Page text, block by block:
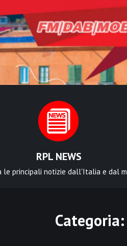
RPL NEWS
le principali notizie dall'Italia e dal
Categoria: